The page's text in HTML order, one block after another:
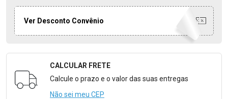
Ver Desconto Convênio
Formulário para Calcular o Frete
CALCULAR FRETE
Calcule o prazo e o valor das suas entregas
Não sei meu CEP